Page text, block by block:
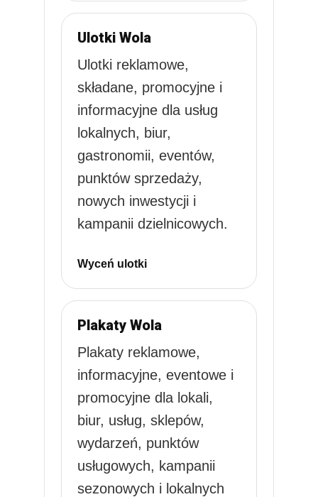
Ulotki Wola
Ulotki reklamowe,
składane, promocyjne i
informacyjne dla usług
lokalnych, biur,
gastronomii, eventów,
punktów sprzedaży,
nowych inwestycji i
kampanii dzielnicowych.
Wyceń ulotki
Plakaty Wola
Plakaty reklamowe,
informacyjne, eventowe i
promocyjne dla lokali,
biur, usług, sklepów,
wydarzeń, punktów
usługowych, kampanii
sezonowych i lokalnych